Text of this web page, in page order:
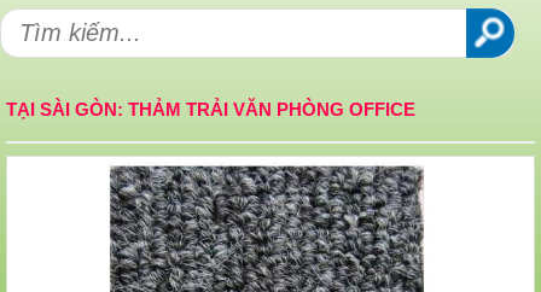
TẠI SÀI GÒN: THẢM TRẢI VĂN PHÒNG OFFICE